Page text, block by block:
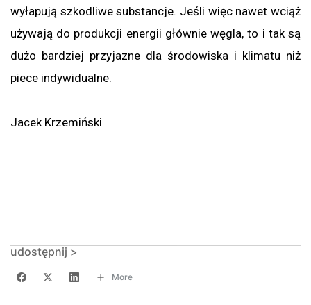
wyłapują szkodliwe substancje. Jeśli więc nawet wciąż
używają do produkcji energii głównie węgla, to i tak są
dużo bardziej przyjazne dla środowiska i klimatu niż
piece indywidualne.
Jacek Krzemiński
udostępnij >
More